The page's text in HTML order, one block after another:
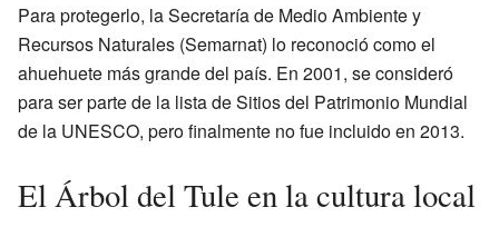
Para protegerlo, la Secretaría de Medio Ambiente y
Recursos Naturales (Semarnat) lo reconoció como el
ahuehuete más grande del país. En 2001, se consideró
para ser parte de la lista de Sitios del Patrimonio Mundial
de la UNESCO, pero finalmente no fue incluido en 2013.
El Árbol del Tule en la cultura local